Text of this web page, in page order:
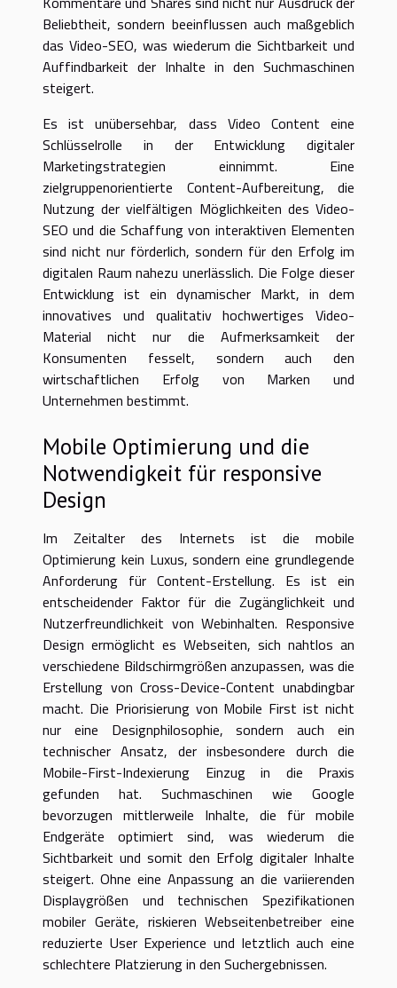
Beliebtheit, sondern beeinflussen auch maßgeblich
das Video-SEO, was wiederum die Sichtbarkeit und
Auffindbarkeit der Inhalte in den Suchmaschinen
steigert.
Es ist unübersehbar, dass Video Content eine
Schlüsselrolle in der Entwicklung digitaler
Marketingstrategien einnimmt. Eine
zielgruppenorientierte Content-Aufbereitung, die
Nutzung der vielfältigen Möglichkeiten des Video-
SEO und die Schaffung von interaktiven Elementen
sind nicht nur förderlich, sondern für den Erfolg im
digitalen Raum nahezu unerlässlich. Die Folge dieser
Entwicklung ist ein dynamischer Markt, in dem
innovatives und qualitativ hochwertiges Video-
Material nicht nur die Aufmerksamkeit der
Konsumenten fesselt, sondern auch den
wirtschaftlichen Erfolg von Marken und
Unternehmen bestimmt.
Mobile Optimierung und die
Notwendigkeit für responsive
Design
Im Zeitalter des Internets ist die mobile
Optimierung kein Luxus, sondern eine grundlegende
Anforderung für Content-Erstellung. Es ist ein
entscheidender Faktor für die Zugänglichkeit und
Nutzerfreundlichkeit von Webinhalten. Responsive
Design ermöglicht es Webseiten, sich nahtlos an
verschiedene Bildschirmgrößen anzupassen, was die
Erstellung von Cross-Device-Content unabdingbar
macht. Die Priorisierung von Mobile First ist nicht
nur eine Designphilosophie, sondern auch ein
technischer Ansatz, der insbesondere durch die
Mobile-First-Indexierung Einzug in die Praxis
gefunden hat. Suchmaschinen wie Google
bevorzugen mittlerweile Inhalte, die für mobile
Endgeräte optimiert sind, was wiederum die
Sichtbarkeit und somit den Erfolg digitaler Inhalte
steigert. Ohne eine Anpassung an die variierenden
Displaygrößen und technischen Spezifikationen
mobiler Geräte, riskieren Webseitenbetreiber eine
reduzierte User Experience und letztlich auch eine
schlechtere Platzierung in den Suchergebnissen.